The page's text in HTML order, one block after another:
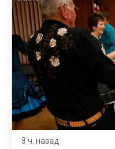
8 ч. назад